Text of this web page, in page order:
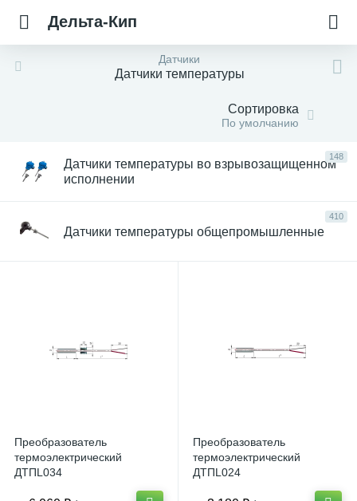
Дельта-Кип
Датчики
Датчики температуры
Сортировка
По умолчанию
148
Датчики температуры во взрывозащищенном
исполнении
410
Датчики температуры общепромышленные
Преобразователь
термоэлектрический
ДТПL034
Преобразователь
термоэлектрический
ДТПL024